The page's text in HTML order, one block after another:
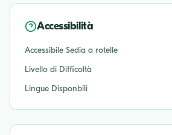
Accessibilità
Accessibile Sedia a rotelle
Livello di Difficoltà
Lingue Disponbili